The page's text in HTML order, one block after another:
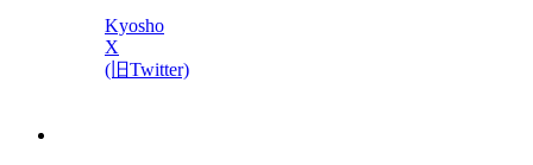
Kyosho
X
(旧Twitter)